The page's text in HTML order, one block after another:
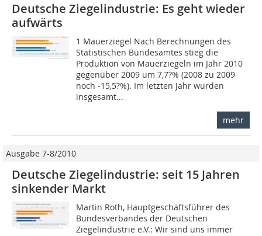
Deutsche Ziegelindustrie: Es geht wieder
aufwärts
1 Mauerziegel Nach Berechnungen des
Statistischen Bundesamtes stieg die
Produktion von Mauerziegeln im Jahr 2010
gegenüber 2009 um 7,7?% (2008 zu 2009
noch -15,5?%). Im letzten Jahr wurden
insgesamt...
mehr
Ausgabe 7-8/2010
Deutsche Ziegelindustrie: seit 15 Jahren
sinkender Markt
Martin Roth, Hauptgeschäftsführer des
Bundesverbandes der Deutschen
Ziegelindustrie e.V.: Wir sind uns immer